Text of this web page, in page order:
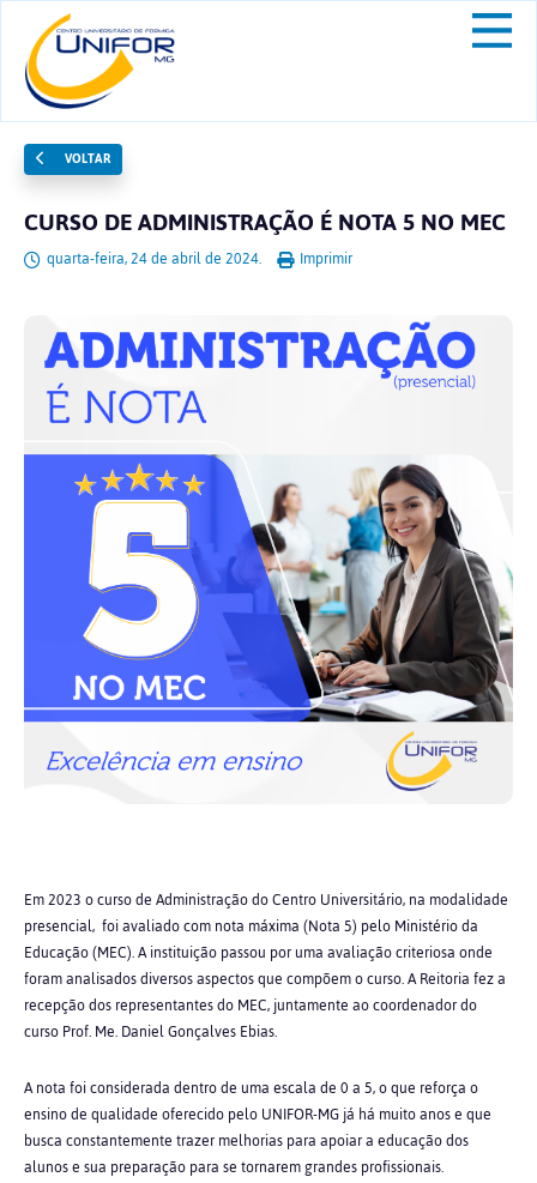
VOLTAR
CURSO DE ADMINISTRAÇÃO É NOTA 5 NO MEC
quarta-feira, 24 de abril de 2024. Imprimir
Em 2023 o curso de Administração do Centro Universitário,na modalidade
presencial, foi avaliadocom nota máxima (Nota 5) pelo Ministério da
Educação (MEC). A instituição passou por umaavaliaçãocriteriosa onde
foramanalisadosdiversos aspectos que compõem o curso. A Reitoria fez a
recepção dos representantes do MEC, juntamente ao coordenador do
curso Prof. Me. Daniel Gonçalves Ebias.
A nota foi considerada dentro de uma escala de 0 a 5, o que reforça o
ensino de qualidade oferecido pelo UNIFOR-MG já há muito anos e que
busca constantemente trazer melhorias para apoiar a educação dos
alunos e sua preparação para se tornarem grandes profissionais.